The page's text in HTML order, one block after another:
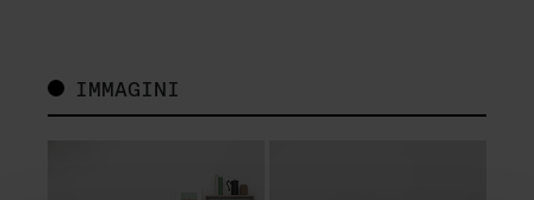
IMMAGINI